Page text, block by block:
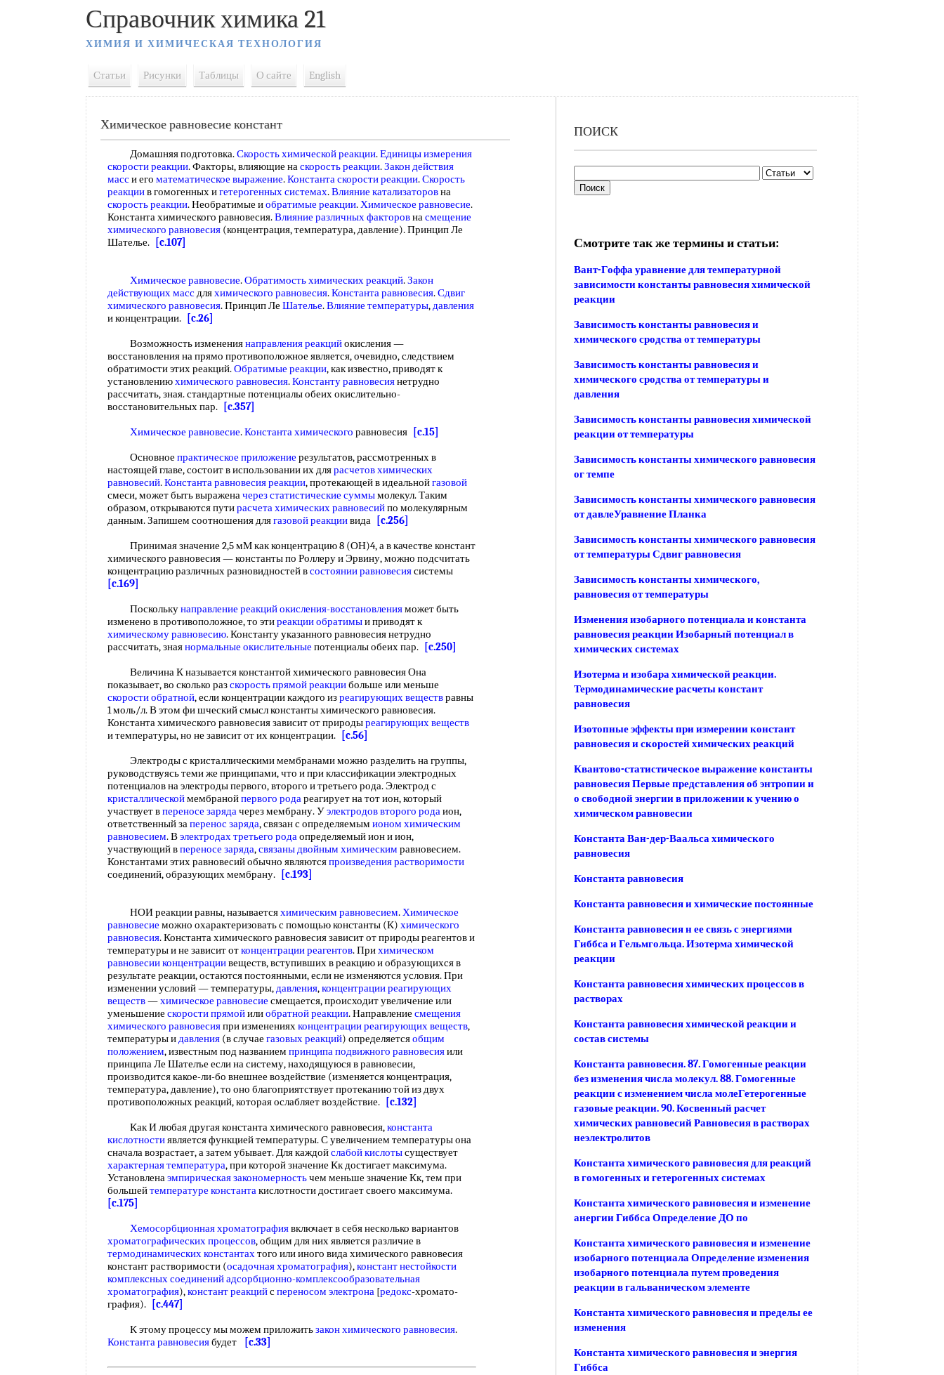
Справочник химика 21
ХИМИЯ И ХИМИЧЕСКАЯ ТЕХНОЛОГИЯ
Статьи Рисунки Таблицы О сайте English
Химическое равновесие констант
Домашняя подготовка.Скорость химической реакции.Единицы измерения
скорости реакции. Факторы, влияющие наскорость реакции.Закон действия
масси его математическое выражение.Константа скорости реакции.Скорость
реакциив гомогенных игетерогенных системах.Влияние катализаторовна
скорость реакции. Необратимые иобратимые реакции.Химическое равновесие.
Константа химического равновесия.Влияние различных факторовнасмещение
химического равновесия (концентрация, температура, давление). Принцип Ле
Шателье.
[c.107]
Химическое равновесие.Обратимость химических реакций.Закон
действующих массдляхимического равновесия.Константа равновесия.Сдвиг
химического равновесия. Принцип Ле Шателье.Влияние температуры,давления
и концентрации.
[c.26]
Возможность изменениянаправления реакцийокисления —
восстановления на прямо противоположное является, очевидно, следствием
обратимости этих реакций.Обратимые реакции, как известно, приводят к
установлениюхимического равновесия.Константу равновесиянетрудно
рассчитать, зная. стандартные потенциалы обеих окислительно-
восстановительных пар.
[c.357]
Химическое равновесие.Константа химического равновесия
[c.15]
Основное практическое приложение результатов, рассмотренных в
настоящей главе, состоит в использовании их длярасчетов химических
равновесий.Константа равновесия реакции, протекающей в идеальнойгазовой
смеси, может быть выраженачерез статистические суммымолекул. Таким
образом, открываются путирасчета химических равновесийпо молекулярным
данным. Запишем соотношения длягазовой реакциивида
[c.256]
Принимая значение 2,5 мМ как концентрацию 8 (ОН)4, а в качестве констант
химического равновесия — константы по Роллеру и Эрвину, можно подсчитать
концентрацию различных разновидностей всостоянии равновесиясистемы
[c.169]
Посколькунаправление реакций окисления-восстановленияможет быть
изменено в противоположное, то этиреакции обратимыи приводят к
химическому равновесию. Константу указанного равновесия нетрудно
рассчитать, знаянормальные окислительные потенциалы обеих пар.
[c.250]
Величина К называется константой химического равновесия Она
показывает, во сколько разскорость прямой реакциибольше или меньше
скорости обратной, если концентрации каждого изреагирующих веществравны
1 моль/л. В этом фи шческий смысл константы химического равновесия.
Константа химического равновесия зависит от природыреагирующих веществ
и температуры, но не зависит от их концентрации.
[c.56]
Электроды с кристаллическими мембранами можно разделить на группы,
руководствуясь теми же принципами, что и при классификации электродных
потенциалов на электроды первого, второго и третьего рода. Электрод с
кристаллическоймембранойпервого родареагирует на тот ион, который
участвует впереносе зарядачерез мембрану. Уэлектродов второго родаион,
ответственный заперенос заряда, связан с определяемым ионом химическим
равновесием. Вэлектродах третьего родаопределяемый ион и ион,
участвующий впереносе заряда,связаны двойным химическим равновесием.
Константами этих равновесий обычно являютсяпроизведения растворимости
соединений, образующих мембрану.
[c.193]
НОИ реакции равны, называетсяхимическим равновесием.Химическое
равновесие можно охарактеризовать с помощью константы (К) химического
равновесия. Константа химического равновесия зависит от природы реагентов и
температуры и не зависит отконцентрации реагентов. Прихимическом
равновесии концентрациивеществ, вступивших в реакцию и образующихся в
результате реакции, остаются постоянными, если не изменяются условия. При
изменении условий — температуры,давления,концентрации реагирующих
веществ—химическое равновесие смещается, происходит увеличение или
уменьшение скорости прямойилиобратной реакции. Направление смещения
химического равновесияпри измененияхконцентрации реагирующих веществ,
температуры идавления (в случае газовых реакций) определяетсяобщим
положением, известным под названием принципа подвижного равновесияили
принципа Ле Шателъе если на систему, находящуюся в равновесии,
производится какое-ли-бо внешнее воздействие (изменяется концентрация,
температура, давление), то оно благоприятствует протеканию той из двух
противоположных реакций, которая ослабляет воздействие.
[c.132]
Как И любая другая константа химического равновесия,константа
кислотностиявляется функцией температуры. С увеличением температуры она
сначала возрастает, а затем убывает. Для каждойслабой кислотысуществует
характерная температура, при которой значение Кк достигает максимума.
Установленаэмпирическая закономерностьчем меньше значение Кк, тем при
большейтемпературе константакислотности достигает своего максимума.
[c.175]
Хемосорбционная хроматографиявключает в себя несколько вариантов
хроматографических процессов, общим для них является различие в
термодинамических константахтого или иного вида химического равновесия
констант растворимости (осадочная хроматография),констант нестойкости
комплексных соединенийадсорбционно-комплексообразовательная
хроматография),констант реакцийспереносом электрона [редокс-хромато-
графия).
[c.447]
К этому процессу мы можем приложитьзакон химического равновесия.
Константа равновесиябудет [c.33]
ПОИСК
Смотрите так же термины и статьи:
Вант-Гоффа уравнение для температурной
зависимости константы равновесия химической
реакции
Зависимость константы равновесия и
химического сродства от температуры
Зависимость константы равновесия и
химического сродства от температуры и
давления
Зависимость константы равновесия химической
реакции от температуры
Зависимость константы химического равновесия
ог темпе
Зависимость константы химического равновесия
от давлеУравнение Планка
Зависимость константы химического равновесия
от температуры Сдвиг равновесия
Зависимость константы химического,
равновесия от температуры
Изменения изобарного потенциала и константа
равновесия реакции Изобарный потенциал в
химических системах
Изотерма и изобара химической реакции.
Термодинамические расчеты констант
равновесия
Изотопные эффекты при измерении констант
равновесия и скоростей химических реакций
Квантово-статистическое выражение константы
равновесия Первые представления об энтропии и
о свободной энергии в приложении к учению о
химическом равновесии
Константа Ван-дер-Ваальса химического
равновесия
Константа равновесия
Константа равновесия и химические постоянные
Константа равновесия н ее связь с энергиями
Гиббса и Гельмгольца. Изотерма химической
реакции
Константа равновесия химических процессов в
растворах
Константа равновесия химической реакции и
состав системы
Константа равновесия. 87. Гомогенные реакции
без изменения числа молекул. 88. Гомогенные
реакции с изменением числа молеГетерогенные
газовые реакции. 90. Косвенный расчет
химических равновесий Равновесия в растворах
неэлектролитов
Константа химического равновесия для реакций
в гомогенных и гетерогенных системах
Константа химического равновесия и изменение
анергии Гиббса Определение ДО по
Константа химического равновесия и изменение
изобарного потенциала Определение изменения
изобарного потенциала путем проведения
реакции в гальваническом элементе
Константа химического равновесия и пределы ее
изменения
Константа химического равновесия и энергия
Гиббса